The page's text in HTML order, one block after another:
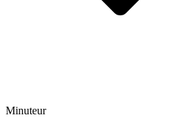
Minuteur